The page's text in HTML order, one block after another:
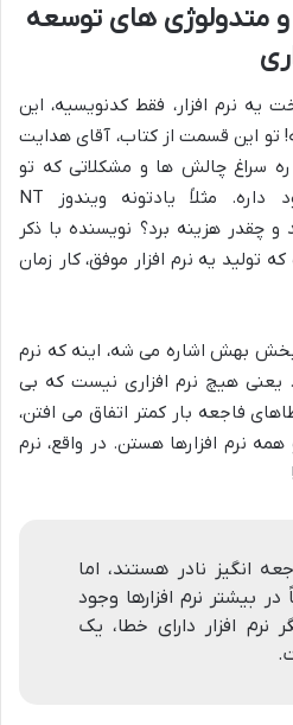
متدولوژی های توسعه
یه نرم افزار، فقط کدنویسیه، این
این قسمت از کتاب، آقای هدایت
سراغ چالش ها و مشکلاتی که تو
فرایند تولید نرم افزار وجود داره. مثلاً یادتونه ویندوز NT
چقدر هزینه برد؟ نویسنده با ذکر
یه نرم افزار موفق، کار زمان
بهش اشاره می شه، اینه که نرم
یعنی هیچ نرم افزاری نیست که بی
فاجعه بار کمتر اتفاق می افتن،
نرم افزارها هستن. در واقع، نرم
انگیز نادر هستند، اما
بیشتر نرم افزارها وجود
نرم افزار دارای خطا، یک